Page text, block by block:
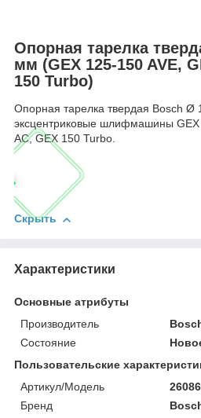
Опорная тарелка
мм (GEX 125-150 AVE,
150 Turbo)
Опорная тарелка твердая Bosch Ø
эксцентриковые шлифмашины GEX
AC, GEX 150 Turbo.
Скрыть
Характеристики
Основные атрибуты
Производитель
Состояние
Пользовательские
Артикул/Модель
Бренд